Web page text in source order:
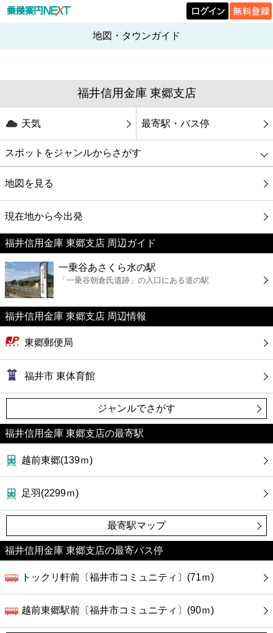
地図・タウンガイド
福井信用金庫 東郷支店
天気 最寄駅・バス停
スポットをジャンルからさがす
グルメ
映画
美容
コンビニ
薬局
スーパー
エンタメ
ファーストフード
カフェ
ショッピング
銀行
地図を見る
現在地から今出発
福井信用金庫 東郷支店 周辺ガイド
一乗谷あさくら水の駅
「一乗谷朝倉氏遺跡」の入口にある道の駅
福井信用金庫 東郷支店 周辺情報
東郷郵便局
福井市 東体育館
ジャンルでさがす
福井信用金庫 東郷支店の最寄駅
越前東郷(139ｍ)
足羽(2299ｍ)
最寄駅マップ
福井信用金庫 東郷支店の最寄バス停
トックリ軒前〔福井市コミュニティ〕(71ｍ)
越前東郷駅前〔福井市コミュニティ〕(90ｍ)